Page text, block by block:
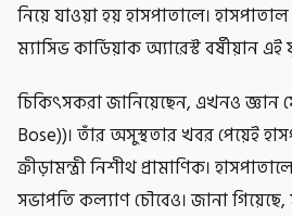
নিয়ে যাওয়া হয় হাসপাতালে। হাসপাতাল
ম্যাসিভ কার্ডিয়াক অ্যারেস্ট বর্ষীয়ান
চিকিৎসকরা জানিয়েছেন, এখনও জ্ঞান
Bose))। তাঁর অসুস্থতার খবর পেয়েই
ক্রীড়ামন্ত্রী নিশীথ প্রামাণিক।
সভাপতি কল্যাণ চৌবেও। জানা গিয়েছে,